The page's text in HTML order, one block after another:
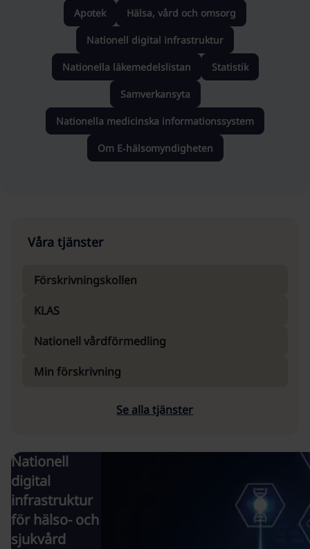
Apotek Hälsa, vård och omsorg
Nationell digital infrastruktur
Nationella läkemedelslistan Statistik
Samverkansyta
Nationella medicinska informationssystem
Om E‑hälsomyndigheten
Våra tjänster
Förskrivningskollen
KLAS
Nationell vårdförmedling
Min förskrivning
Se alla tjänster
Nationell
digital
infrastruktur
för hälso- och
sjukvård